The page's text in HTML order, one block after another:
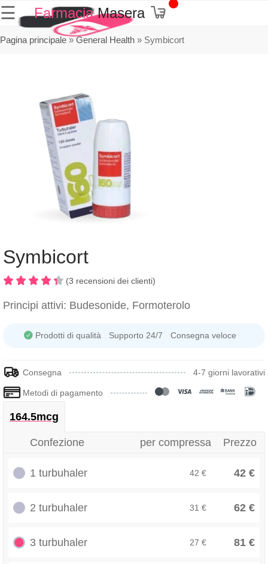
☰ FarmaciaMasera
Pagina principale»General Health » Symbicort
Symbicort
(3 recensioni dei clienti)
Principi attivi: Budesonide, Formoterolo
Prodotti di qualità Supporto 24/7 Consegna veloce
Consegna 4-7 giorni lavorativi
Metodi di pagamento
164.5mcg
Confezione per compressa Prezzo
1 turbuhaler 42 € 42 €
2 turbuhaler 31 € 62 €
3 turbuhaler 27 € 81 €